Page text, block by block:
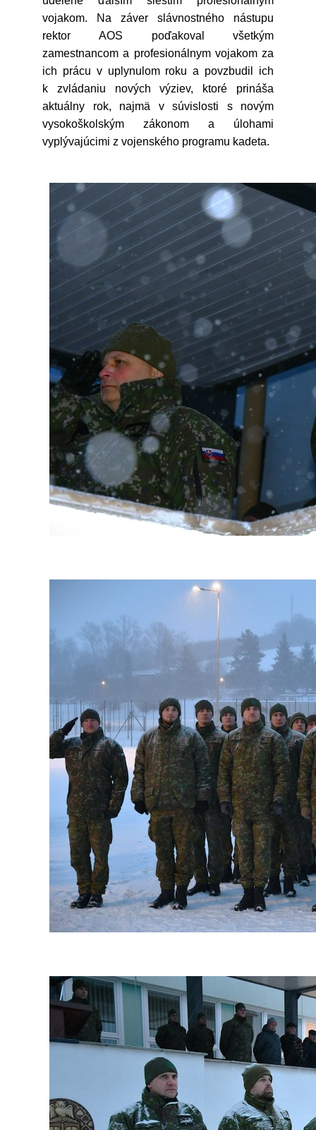
vojakom. Na záver slávnostného nástupu
rektor AOS poďakoval všetkým
zamestnancom a profesionálnym vojakom za
ich prácu v uplynulom roku a povzbudil ich
k zvládaniu nových výziev, ktoré prináša
aktuálny rok, najmä v súvislosti s novým
vysokoškolským zákonom a úlohami
vyplývajúcimi z vojenského programu kadeta.